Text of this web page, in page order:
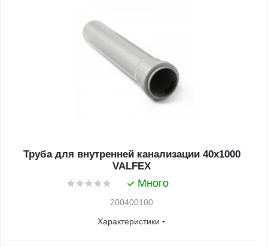
Труба для внутренней канализации 40x1000
VALFEX
Много
200400100
Характеристики